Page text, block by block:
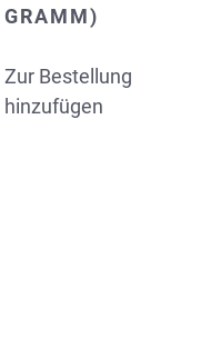
GRAMM)
Zur Bestellung
hinzufügen